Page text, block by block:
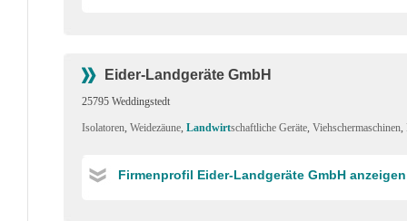
Eider-Landgeräte GmbH
25795 Weddingstedt
Isolatoren, Weidezäune, Landwirtschaftliche Geräte, Viehschermaschinen,
Firmenprofil Eider-Landgeräte GmbH anzeigen